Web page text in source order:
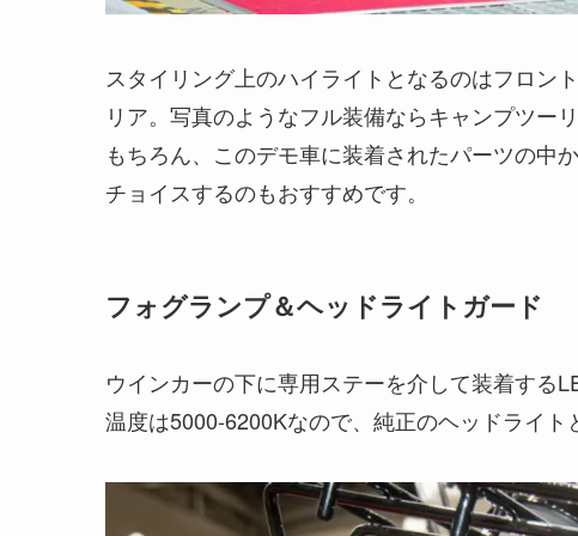
スタイリング上のハイライトとなるのはフロン
リア。写真のようなフル装備ならキャンプツー
もちろん、このデモ車に装着されたパーツの中
チョイスするのもおすすめです。
フォグランプ＆ヘッドライトガード
ウインカーの下に専用ステーを介して装着する
温度は5000-6200Kなので、純正のヘッドライト